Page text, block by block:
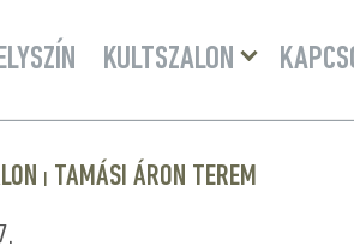
KULTSZALON
Menü
lenyitása
TAMÁSI ÁRON TEREM